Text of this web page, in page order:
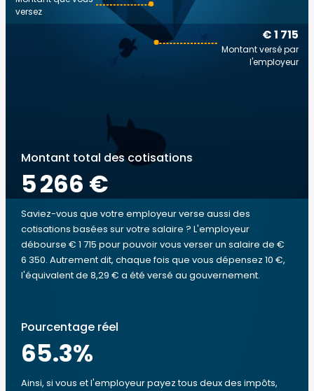
€ 1 715
Montant versé par
l'employeur
versez
Montant total des cotisations
5 266 €
Saviez-vous que votre employeur verse aussi des
cotisations basées sur votre salaire ? L'employeur
débourse € 1 715 pour pouvoir vous verser un salaire de €
6 350. Autrement dit, chaque fois que vous dépensez 10 €,
l'équivalent de 8,29 € a été versé au gouvernement.
Pourcentage réel
65.3%
Ainsi, si vous et l'employeur payez tous deux des impôts,